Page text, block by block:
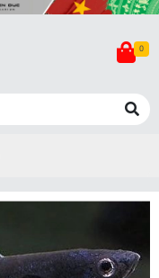
0